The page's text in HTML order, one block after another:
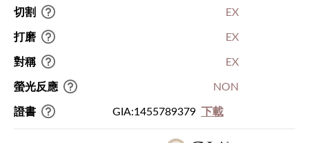
切割 EX
打磨 EX
對稱 EX
螢光反應 NON
證書 GIA:1455789379 下載